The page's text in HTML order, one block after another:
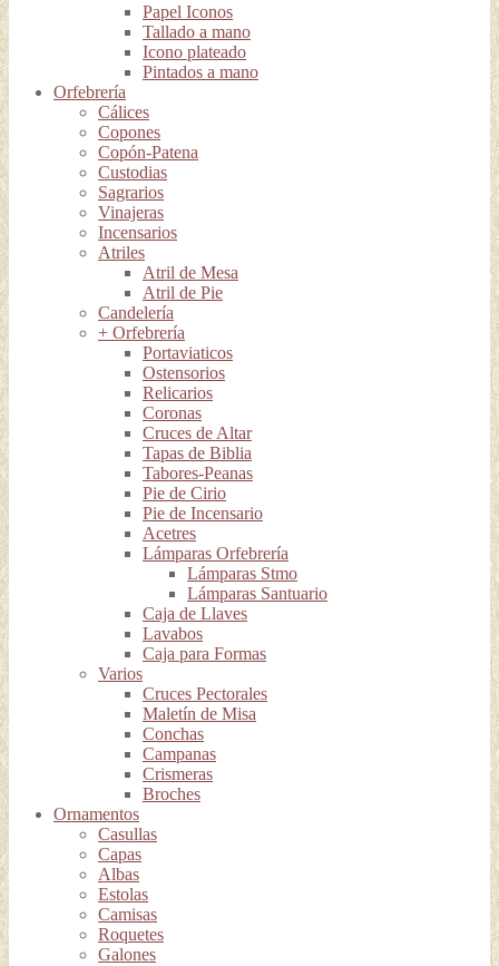
Papel Iconos
Tallado a mano
Icono plateado
Pintados a mano
Orfebrería
Cálices
Copones
Copón-Patena
Custodias
Sagrarios
Vinajeras
Incensarios
Atriles
Atril de Mesa
Atril de Pie
Candelería
+ Orfebrería
Portaviaticos
Ostensorios
Relicarios
Coronas
Cruces de Altar
Tapas de Biblia
Tabores-Peanas
Pie de Cirio
Pie de Incensario
Acetres
Lámparas Orfebrería
Lámparas Stmo
Lámparas Santuario
Caja de Llaves
Lavabos
Caja para Formas
Varios
Cruces Pectorales
Maletín de Misa
Conchas
Campanas
Crismeras
Broches
Ornamentos
Casullas
Capas
Albas
Estolas
Camisas
Roquetes
Galones